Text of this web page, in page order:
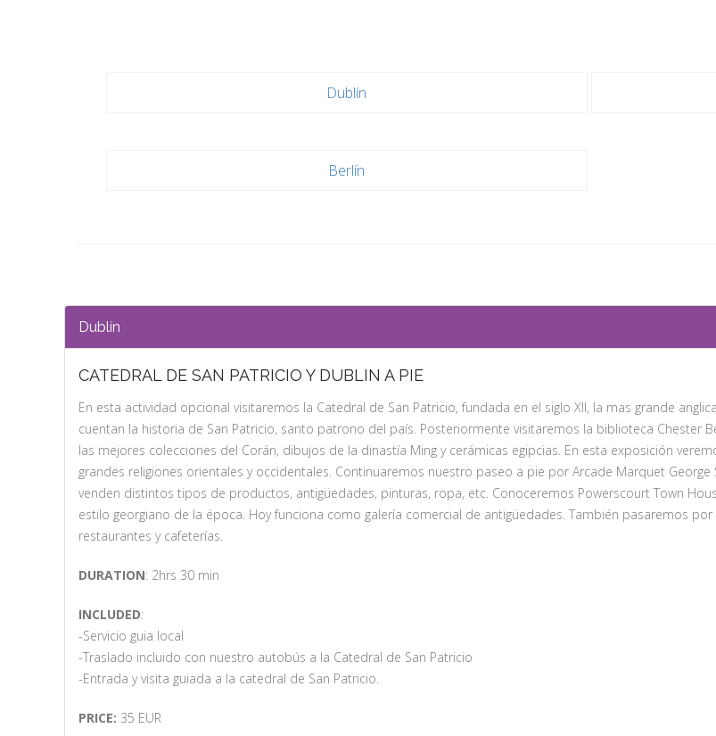
Dublín
Berlín
Dublín
CATEDRAL DE SAN PATRICIO Y DUBLIN A PIE
En esta actividad opcional visitaremos la Catedral de San Patricio, fundada en el siglo XII, la mas grande
cuentan la historia de San Patricio, santo patrono del país. Posteriormente visitaremos la biblioteca Chester
las mejores colecciones del Corán, dibujos de la dinastía Ming y cerámicas egipcias. En esta exposición
grandes religiones orientales y occidentales. Continuaremos nuestro paseo a pie por Arcade Marquet
venden distintos tipos de productos, antigüedades, pinturas, ropa, etc. Conoceremos Powerscourt Town
estilo georgiano de la época. Hoy funciona como galería comercial de antigüedades. También pasaremos
restaurantes y cafeterías.
DURATION: 2hrs 30 min
INCLUDED:
-Servicio guia local
-Traslado incluido con nuestro autobús a la Catedral de San Patricio
-Entrada y visita guiada a la catedral de San Patricio.
PRICE: 35 EUR